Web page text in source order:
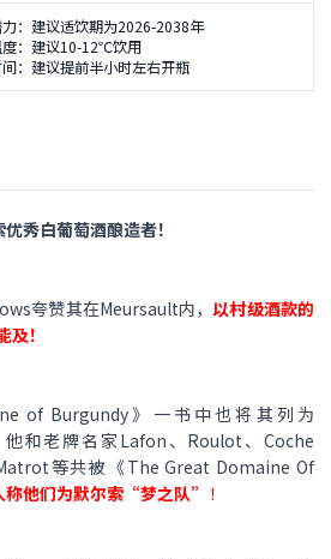
：建议适饮期为2026-2038年
：建议10-12℃饮用
：建议提前半小时左右开瓶
秀白葡萄酒酿造者！
夸赞其在Meursault内， 以村级酒款的
！
of Burgundy》一书中也将其列为
和老牌名家Lafon、Roulot、Coche
等共被《The Great Domaine Of
称他们为默尔索“梦之队” ！